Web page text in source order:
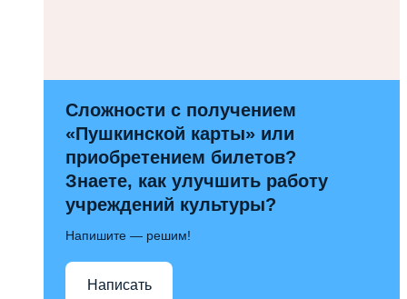
Сложности с получением
«Пушкинской карты» или
приобретением билетов?
Знаете, как улучшить работу
учреждений культуры?
Напишите — решим!
Написать